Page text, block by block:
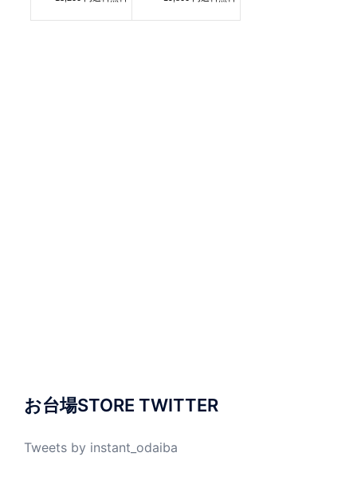
お台場STORE TWITTER
Tweets by instant_odaiba